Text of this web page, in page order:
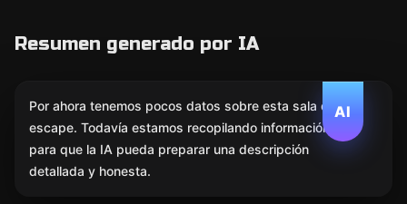
Resumen generado por IA
AI
Por ahora tenemos pocos datos sobre esta sala de
escape. Todavía estamos recopilando información
para que la IA pueda preparar una descripción
detallada y honesta.